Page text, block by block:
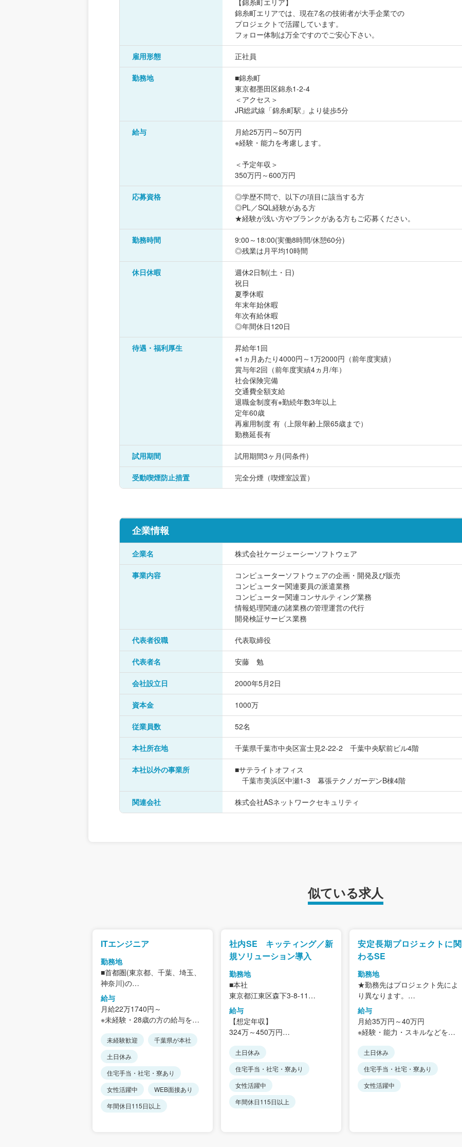
【錦糸町エリア】
錦糸町エリアでは、現在7名の技術者が大手企業での
プロジェクトで活躍しています。
フォロー体制は万全ですのでご安心下さい。
雇用形態 正社員
勤務地
■錦糸町
東京都墨田区錦糸1-2-4
＜アクセス＞
JR総武線「錦糸町駅」より徒歩5分
給与
月給25万円～50万円
※経験・能力を考慮します。
＜予定年収＞
350万円～600万円
応募資格
◎学歴不問で、以下の項目に該当する方
◎PL／SQL経験がある方
★経験が浅い方やブランクがある方もご応募ください。
勤務時間
9:00～18:00(実働8時間/休憩60分)
◎残業は月平均10時間
休日休暇
週休2日制(土・日)
祝日
夏季休暇
年末年始休暇
年次有給休暇
◎年間休日120日
待遇・福利厚生
昇給年1回
※1ヵ月あたり4000円～1万2000円（前年度実績）
賞与年2回（前年度実績4ヵ月/年）
社会保険完備
交通費全額支給
退職金制度有※勤続年数3年以上
定年60歳
再雇用制度 有（上限年齢上限65歳まで）
勤務延長有
試用期間 試用期間3ヶ月(同条件)
受動喫煙防止措置 完全分煙（喫煙室設置）
企業情報
企業名 株式会社ケージェーシーソフトウェア
事業内容
コンピューターソフトウェアの企画・開発及び販売
コンピューター関連要員の派遣業務
コンピューター関連コンサルティング業務
情報処理関連の諸業務の管理運営の代行
開発検証サービス業務
代表者役職 代表取締役
代表者名 安藤 勉
会社設立日 2000年5月2日
資本金 1000万
従業員数 52名
本社所在地 千葉県千葉市中央区富士見2-22-2 千葉中央駅前ビル4階
本社以外の事業所
■サテライトオフィス
千葉市美浜区中瀬1-3 幕張テクノガーデンB棟4階
関連会社 株式会社ASネットワークセキュリティ
似ている求人
ITエンジニア
勤務地
■首都圏(東京都、千葉、埼玉、
神奈川)の
各事業所
＜アクセス＞
配属先によって異なる
給与
月給22万1740円～
※未経験・28歳の方の給与を想
◆想定月収
25万1660円～(残業20時間した
場合)
※経験・年齢等を考慮の上決定
未経験歓迎
千葉県が本社
土日休み
住宅手当・社宅・寮あり
女性活躍中
WEB面接あり
年間休日115日以上
社内SE キッティング／新
規ソリューション導入
勤務地
■本社
東京都江東区森下3-8-11
＜アクセス＞
都営新宿線・大江戸線「森下
駅」から徒歩7分
給与
【想定年収】
324万～450万円
全額支給
★賞与実績年2回（3ヶ月分）
★住宅手当、家族手当（規定あ
り）
土日休み
住宅手当・社宅・寮あり
女性活躍中
年間休日115日以上
安定長期プロジェクトに関
わるSE
勤務地
★勤務先はプロジェクト先によ
り異なります。
配属先：高田馬場駅または主に
リモートワーク
■本社
(東京都江戸川区北小岩1-7-6
平ビル2F)
＜本社へのアクセス＞
JR総武線「小岩」駅から徒歩10
分
給与
月給35万円～40万円
※経験・能力・スキルなどを考
土日休み
住宅手当・社宅・寮あり
女性活躍中